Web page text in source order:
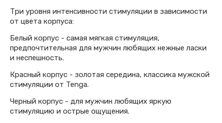
Три уровня интенсивности стимуляции в зависимости
от цвета корпуса:
Белый корпус - самая мягкая стимуляция,
предпочтительная для мужчин любящих нежные ласки
и неспешность.
Красный корпус - золотая середина, классика мужской
стимуляции от Tenga.
Черный корпус - для мужчин любящих яркую
стимуляцию и острые ощущения.